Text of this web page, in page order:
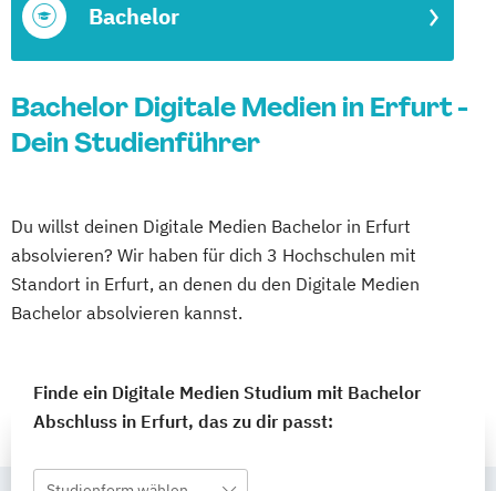
Bachelor
Bachelor Digitale Medien in Erfurt -
Dein Studienführer
Du willst deinen Digitale Medien Bachelor in Erfurt
absolvieren? Wir haben für dich 3 Hochschulen mit
Standort in Erfurt, an denen du den Digitale Medien
Bachelor absolvieren kannst.
Finde ein Digitale Medien Studium mit Bachelor
Abschluss in Erfurt, das zu dir passt: